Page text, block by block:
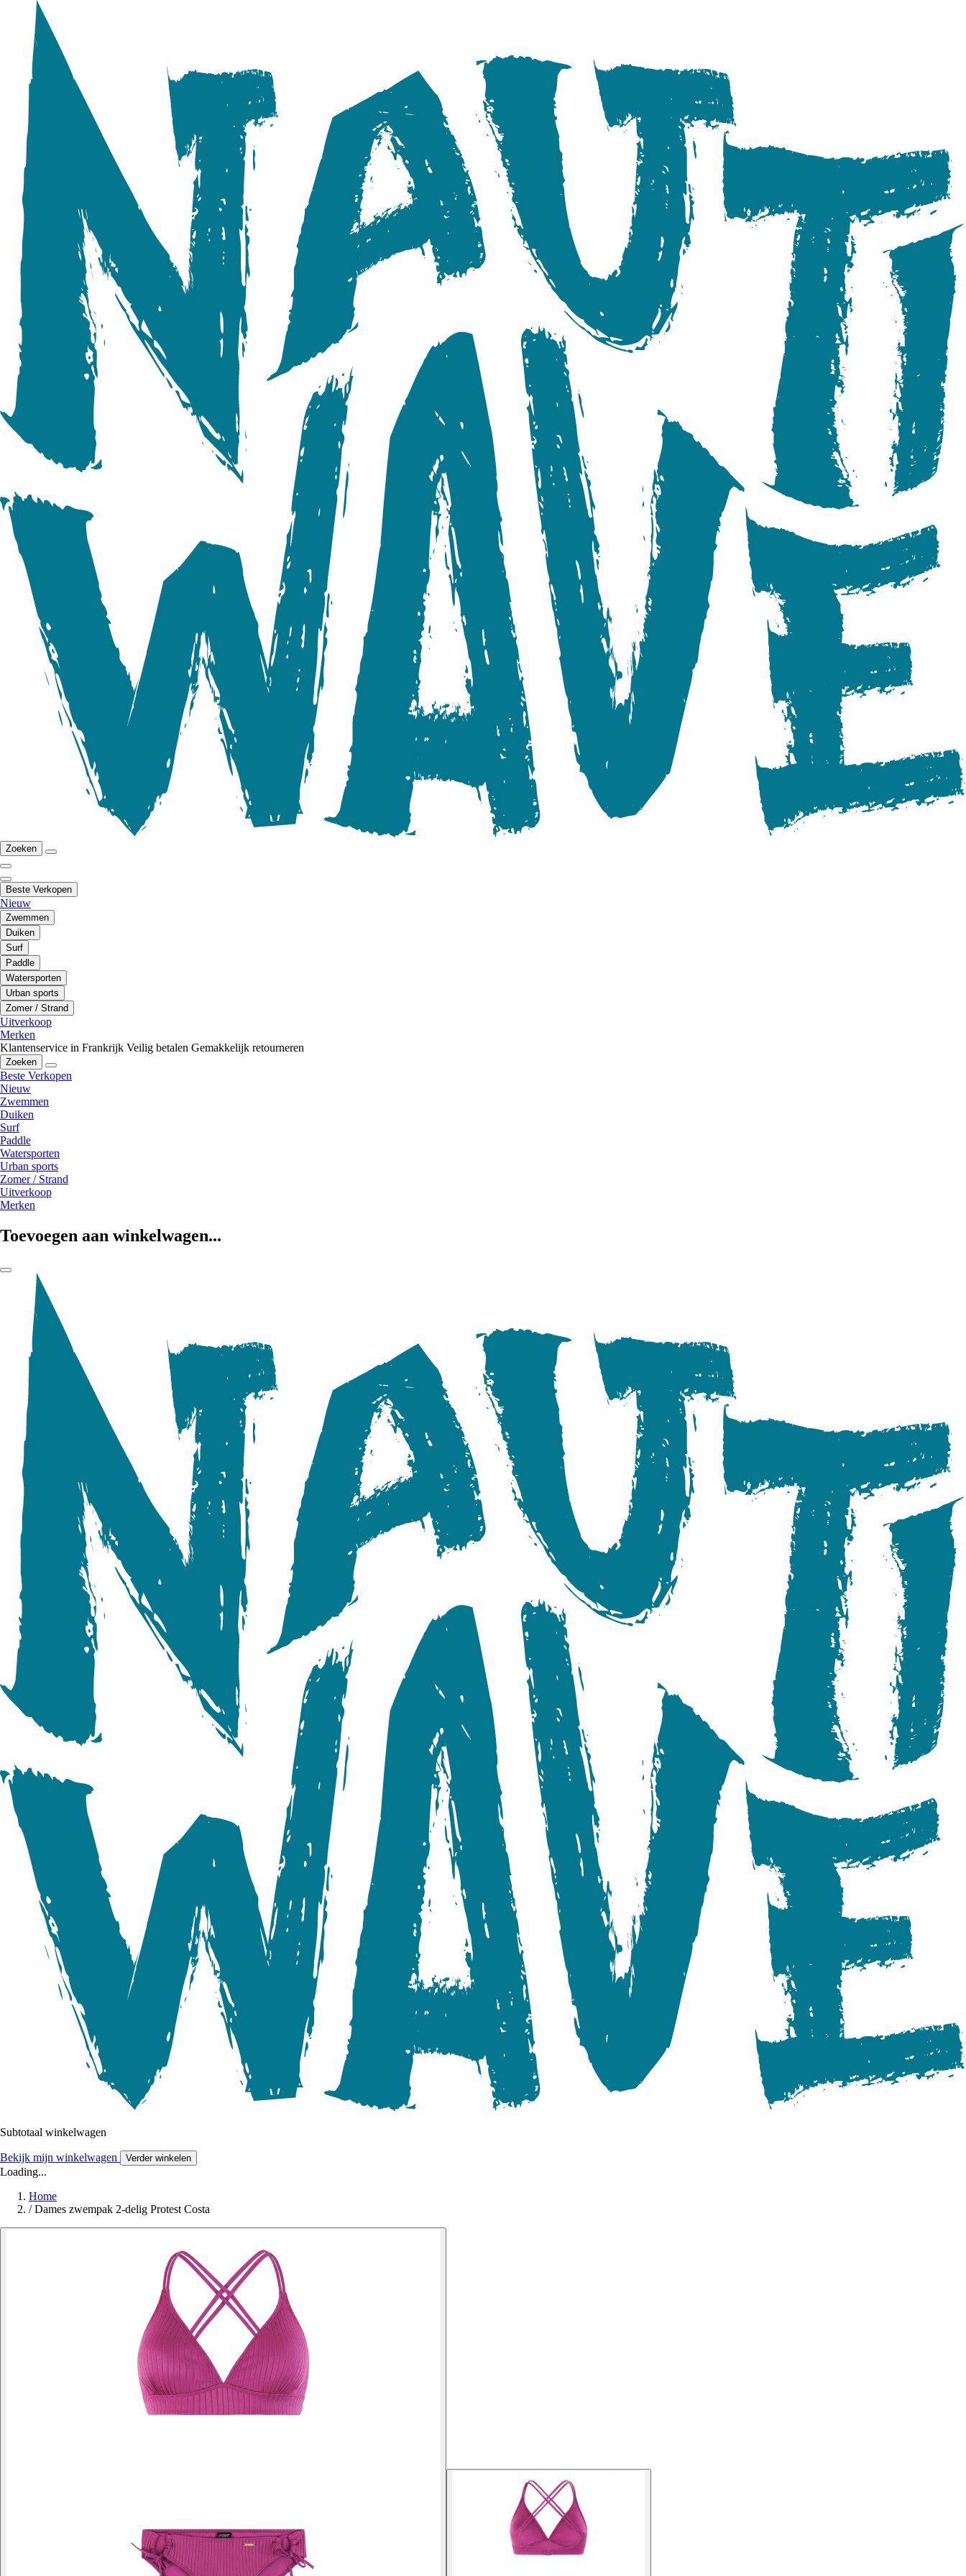
Zoeken
Beste Verkopen
Nieuw
Zwemmen
Duiken
Surf
Paddle
Watersporten
Urban sports
Zomer / Strand
Uitverkoop
Merken
Klantenservice in Frankrijk Veilig betalen Gemakkelijk retourneren
Zoeken
Beste Verkopen
Nieuw
Zwemmen
Duiken
Surf
Paddle
Watersporten
Urban sports
Zomer / Strand
Uitverkoop
Merken
Toevoegen aan winkelwagen...
Subtotaal winkelwagen
Bekijk mijn winkelwagen Verder winkelen
Loading...
Home
/ Dames zwempak 2-delig Protest Costa